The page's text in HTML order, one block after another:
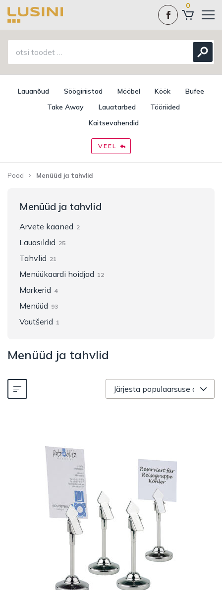
0
Lauanõud Söögiriistad Mööbel Köök
Bufee
Take Away
Lauatarbed
Tööriided
Kaitsevahendid
VEEL
Pood Menüüd ja tahvlid
Menüüd ja tahvlid
Arvete kaaned 2
Lauasildid 25
Tahvlid 21
Menüükaardi hoidjad 12
Markerid 4
Menüüd 93
Vautšerid 1
Menüüd ja tahvlid